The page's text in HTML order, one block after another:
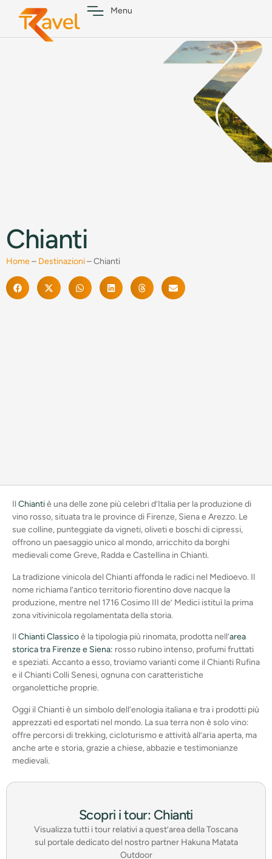
Menu
Chianti
Home– Destinazioni–Chianti
Il Chiantiè una delle zone più celebri d’Italia per la produzione di
vino rosso, situata tra le province di Firenze, Siena e Arezzo. Le
sue colline, punteggiate da vigneti, oliveti e boschi di cipressi,
offrono un paesaggio unico al mondo, arricchito da borghi
medievali come Greve, Radda e Castellina in Chianti.
La tradizione vinicola del Chianti affonda le radici nel Medioevo. Il
nome richiama l’antico territorio fiorentino dove nacque la
produzione, mentre nel 1716 Cosimo III de’ Medici istituì la prima
zona vitivinicola regolamentata della storia.
Il Chianti Classicoè la tipologia più rinomata, prodotta nell’area
storica tra Firenze e Siena: rosso rubino intenso, profumi fruttati
e speziati. Accanto a esso, troviamo varianti come il Chianti Rufina
e il Chianti Colli Senesi, ognuna con caratteristiche
organolettiche proprie.
Oggi il Chianti è un simbolo dell’enologia italiana e tra i prodotti più
apprezzati ed esportati nel mondo. La sua terra non è solo vino:
offre percorsi di trekking, cicloturismo e attività all’aria aperta, ma
anche arte e storia, grazie a chiese, abbazie e testimonianze
medievali.
Scopri i tour: Chianti
Visualizza tutti i tour relativi a quest’area della Toscana
sul portale dedicato del nostro partner Hakuna Matata
Outdoor